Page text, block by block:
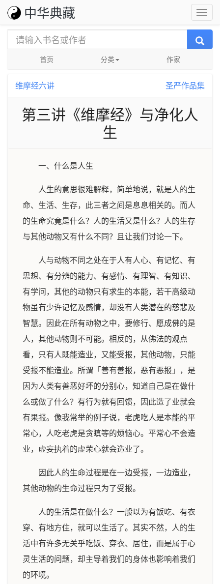
中华典藏
首页 分类 作家
维摩经六讲 圣严作品集
第三讲《维摩经》与净化人
生
一、什么是人生
人生的意思很难解释，简单地说，就是人的生
命、生活、生存，此三者之间是息息相关的。而人
的生命究竟是什么？人的生活又是什么？人的生存
与其他动物又有什么不同？且让我们讨论一下。
人与动物不同之处在于人有人心、有记忆、有
思想、有分辨的能力、有感情、有理智、有知识、
有学问，其他的动物只有求生的本能，若干高级动
物虽有少许记忆及感情，却没有人类潜在的慈悲及
智慧。因此在所有动物之中，要修行、愿成佛的是
人，其他动物则不可能。相反的，从佛法的观点
看，只有人既能造业，又能受报，其他动物，只能
受报不能造业。所谓「善有善报，恶有恶报」，是
因为人类有善恶好坏的分别心，知道自己是在做什
么或做了什么？有行为就有回馈，因此造了业就会
有果报。像我常举的例子说，老虎吃人是本能的平
常心，人吃老虎是贪瞋等的烦恼心。平常心不会造
业，虚妄执着的虚荣心就会造业了。
因此人的生命过程是在一边受报，一边造业，
其他动物的生命过程只为了受报。
人的生活是在做什么？一般以为有饭吃、有衣
穿、有地方住，就可以生活了。其实不然，人的生
活中有许多无关乎吃饭、穿衣、居住，而是属于心
灵生活的问题，却主导着我们的身体也影响着我们
的环境。